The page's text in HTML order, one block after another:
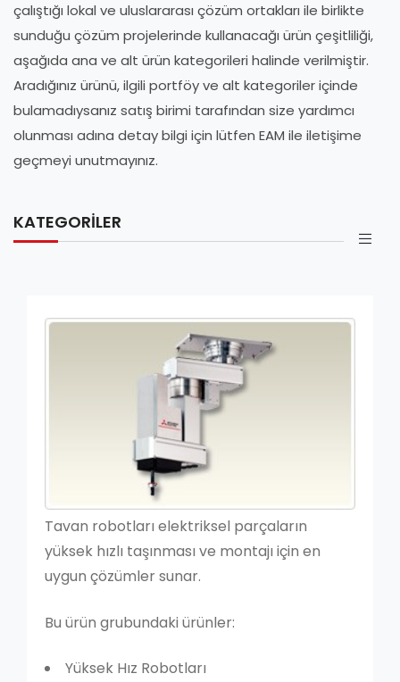
çalıştığı lokal ve uluslararası çözüm ortakları ile birlikte
sunduğu çözüm projelerinde kullanacağı ürün çeşitliliği,
aşağıda ana ve alt ürün kategorileri halinde verilmiştir.
Aradığınız ürünü, ilgili portföy ve alt kategoriler içinde
bulamadıysanız satış birimi tarafından size yardımcı
olunması adına detay bilgi için lütfen EAM ile iletişime
geçmeyi unutmayınız.
KATEGORILER
Tavan robotları elektriksel parçaların
yüksek hızlı taşınması ve montajı için en
uygun çözümler sunar.
Bu ürün grubundaki ürünler:
Yüksek Hız Robotları